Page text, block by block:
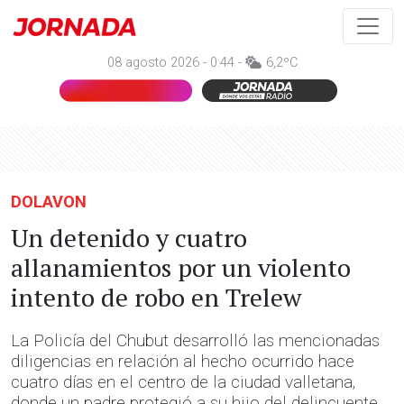
08 agosto 2026 - 0:44 - 6,2ºC
DOLAVON
Un detenido y cuatro
allanamientos por un violento
intento de robo en Trelew
La Policía del Chubut desarrolló las mencionadas
diligencias en relación al hecho ocurrido hace
cuatro días en el centro de la ciudad valletana,